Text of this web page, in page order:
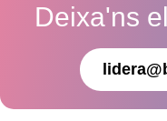
Deixa'ns